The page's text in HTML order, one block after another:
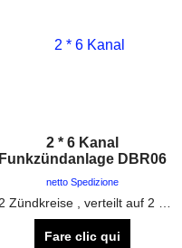
2 * 6 Kanal
Funkzündanlage DBR06
netto Spedizione
Fare clic qui